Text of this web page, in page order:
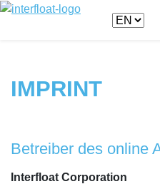
IMPRINT
Betreiber des online
Interfloat Corporation